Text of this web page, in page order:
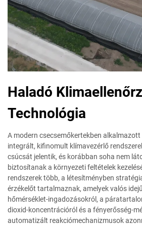
Haladó
Technológia
A modern csecsemőkertekben
integrált, kifinomult klímavezérlő
csúcsát jelentik, és korábban soha nem
biztosítanak a környezeti feltételek
rendszerek több, a létesítményben
érzékelőt tartalmaznak, amelyek valós
hőmérséklet-ingadozásokról, a
dioxid-koncentrációról és a fényerősség-
automatizált reakciómechanizmusok